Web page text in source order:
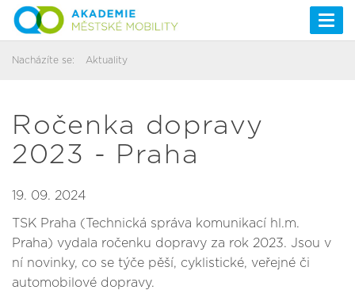
Nacházíte se: Aktuality
Ročenka dopravy
2023 - Praha
19. 09. 2024
TSK Praha (Technická správa komunikací hl.m.
Praha) vydala ročenku dopravy za rok 2023. Jsou v
ní novinky, co se týče pěší, cyklistické, veřejné či
automobilové dopravy.